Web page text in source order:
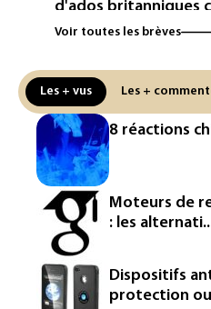
d'ados britanniques
contourner le
un matériau clé
Les Etats-Unis
production d'un
semiconducteurs et
Washington étend le
réseaux sociaux des
demandeurs de visas
Rugby: le Stade
cyberattaque
Voir toutes les brèves
Les + vus Les +
8 réactions
Moteurs de
: les
Dispositifs
protection ou